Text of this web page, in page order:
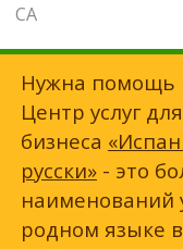
СА
Нужна помощь
Центр услуг
бизнеса
русски» - это
наименований
родном языке